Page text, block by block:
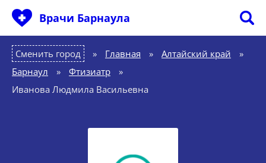
Врачи Барнаула
Сменить город Главная » Алтайский край
»
Барнаул
» Фтизиатр
»
Иванова Людмила Васильевна